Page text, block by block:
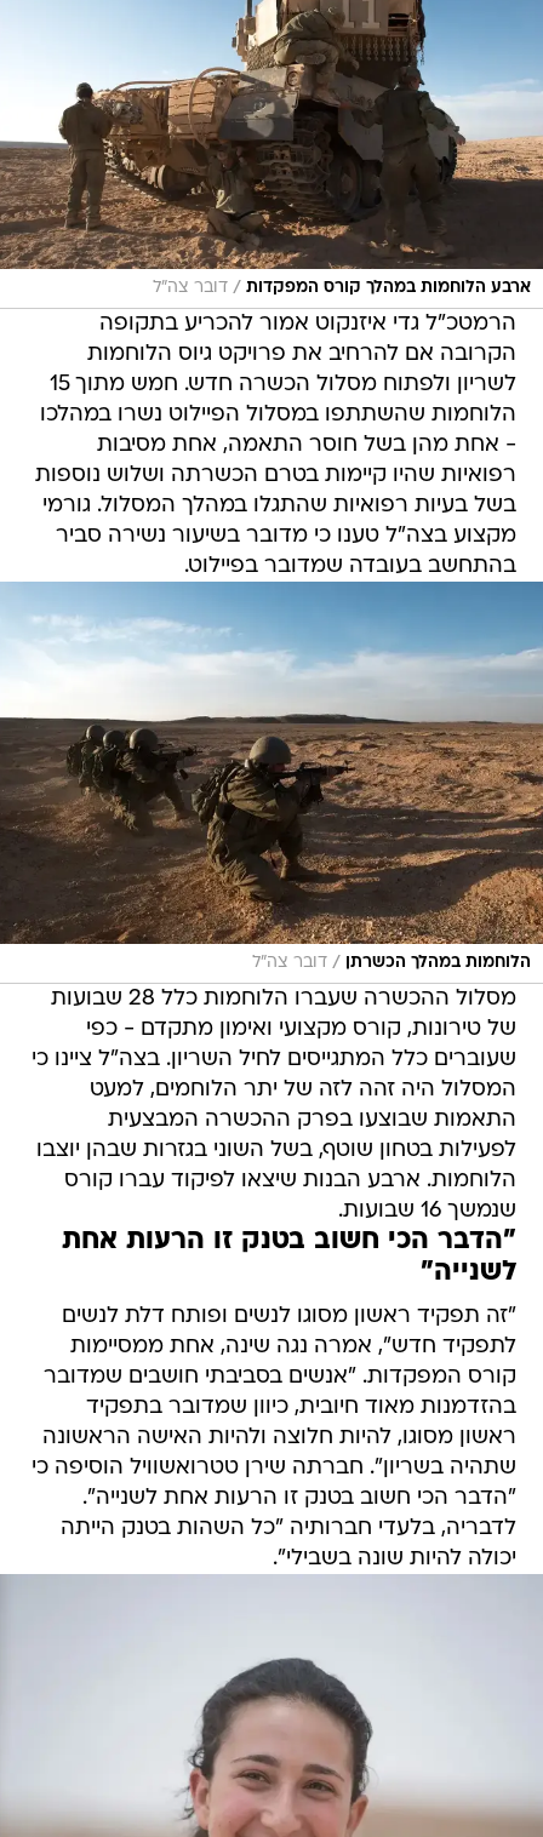
ארבע הלוחמות במהלך קורס המפקדות / דובר צה"ל
הרמטכ"ל גדי איזנקוט אמור להכריע בתקופה
הקרובה אם להרחיב את פרויקט גיוס הלוחמות
לשריון ולפתוח מסלול הכשרה חדש. חמש מתוך 15
הלוחמות שהשתתפו במסלול הפיילוט נשרו במהלכו
- אחת מהן בשל חוסר התאמה, אחת מסיבות
רפואיות שהיו קיימות בטרם הכשרתה ושלוש נוספות
בשל בעיות רפואיות שהתגלו במהלך המסלול. גורמי
מקצוע בצה"ל טענו כי מדובר בשיעור נשירה סביר
בהתחשב בעובדה שמדובר בפיילוט.
הלוחמות במהלך הכשרתן / דובר צה"ל
מסלול ההכשרה שעברו הלוחמות כלל 28 שבועות
של טירונות, קורס מקצועי ואימון מתקדם - כפי
שעוברים כלל המתגייסים לחיל השריון. בצה"ל ציינו כי
המסלול היה זהה לזה של יתר הלוחמים, למעט
התאמות שבוצעו בפרק ההכשרה המבצעית
לפעילות בטחון שוטף, בשל השוני בגזרות שבהן יוצבו
הלוחמות. ארבע הבנות שיצאו לפיקוד עברו קורס
שנמשך 16 שבועות.
"הדבר הכי חשוב בטנק זו הרעות אחת
לשנייה"
"זה תפקיד ראשון מסוגו לנשים ופותח דלת לנשים
לתפקיד חדש", אמרה נגה שינה, אחת ממסיימות
קורס המפקדות. "אנשים בסביבתי חושבים שמדובר
בהזדמנות מאוד חיובית, כיוון שמדובר בתפקיד
ראשון מסוגו, להיות חלוצה ולהיות האישה הראשונה
שתהיה בשריון". חברתה שירן טטרואשוויל הוסיפה כי
"הדבר הכי חשוב בטנק זו הרעות אחת לשנייה".
לדבריה, בלעדי חברותיה "כל השהות בטנק הייתה
יכולה להיות שונה בשבילי".